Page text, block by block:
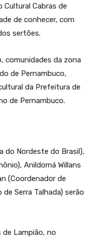
Cultural Cabras de
de conhecer, com
sertões.
comunidades da zona
de Pernambuco,
da Prefeitura de
de Pernambuco.
do Nordeste do Brasil),
Anildomá Willans
(Coordenador de
Serra Talhada) serão
Lampião, no